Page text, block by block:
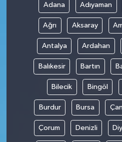
Adana Adıyaman
Ağrı Aksaray
Antalya Ardahan
Balıkesir Bartın
Bilecik Bingöl
Burdur Bursa
Çorum Denizli